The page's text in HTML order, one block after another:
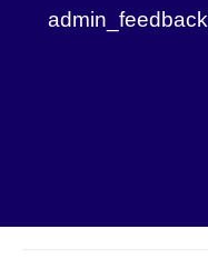
admin_feedback